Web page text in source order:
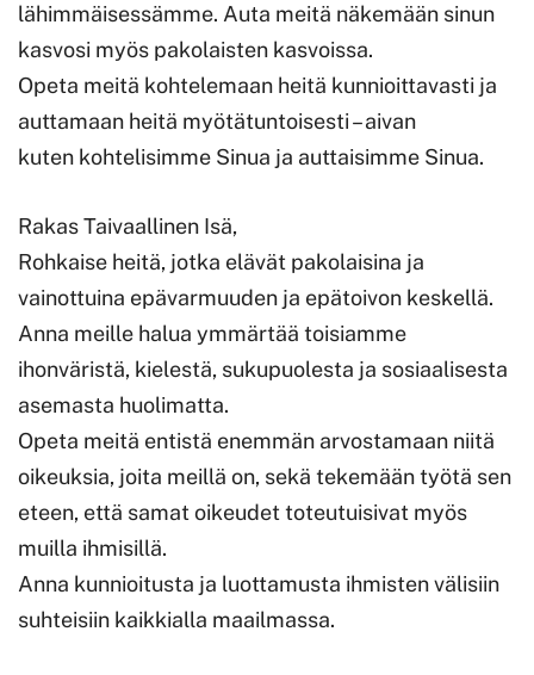
lähimmäisessämme. Auta meitä näkemään sinun
kasvosi myös pakolaisten kasvoissa.
Opeta meitä kohtelemaan heitä kunnioittavasti ja
auttamaan heitä myötätuntoisesti – aivan
kuten kohtelisimme Sinua ja auttaisimme Sinua.
Rakas Taivaallinen Isä,
Rohkaise heitä, jotka elävät pakolaisina ja
vainottuina epävarmuuden ja epätoivon keskellä.
Anna meille halua ymmärtää toisiamme
ihonväristä, kielestä, sukupuolesta ja sosiaalisesta
asemasta huolimatta.
Opeta meitä entistä enemmän arvostamaan niitä
oikeuksia, joita meillä on, sekä tekemään työtä sen
eteen, että samat oikeudet toteutuisivat myös
muilla ihmisillä.
Anna kunnioitusta ja luottamusta ihmisten välisiin
suhteisiin kaikkialla maailmassa.